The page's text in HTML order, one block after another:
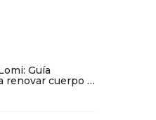
Guía
renovar cuerpo y